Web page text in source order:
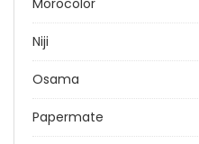
Morocolor
Niji
Osama
Papermate